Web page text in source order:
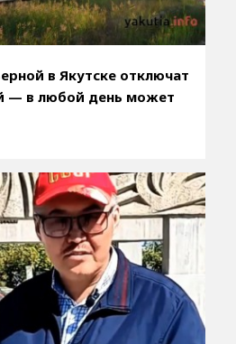
в Якутске отключат
— в любой день может